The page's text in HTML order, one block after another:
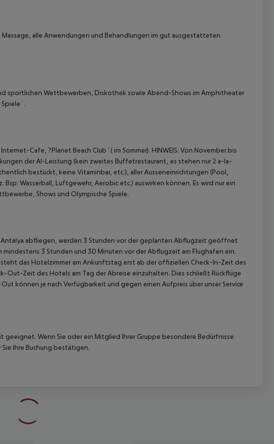
Massage, alle Anwendungen und Behandlungen im gut ausgestatteten
sportlichen Wettbewerben, Diskothek sowie Abend-Shows im Amphitheater
Spiele`.
Cafe, ?Planet Beach Club`( im Sommer). HINWEIS: Von November bis
der AI-Leistung (kein zweites Buffetrestaurant, es stehen nur 2 a-la-
bestückt, keine Vitaminbar, etc.), aller Ausseneinrichtungen (Pool,
Wasserball, Luftgewehr, Aerobic etc.) auswirken können. Es wird nur ein
Shows und Olympische Spiele.
abfliegen, werden 3 Stunden vor der geplanten Abflugzeit geöffnet
3 Stunden und 30 Minuten vor der Abflugzeit am Flughafen ein.
das Hotelzimmer am Ankunftstag erst ab der offiziellen Check-In-Zeit des
Zeit des Hotels am Tag der Abreise einzuhalten. Dies schließt Rückflüge
können je nach Verfügbarkeit und gegen einen Aufpreis über unser Service
geeignet. Wenn Sie oder ein Mitglied Ihrer Gruppe besondere Bedürfnisse
Ihre Buchung bestätigen.